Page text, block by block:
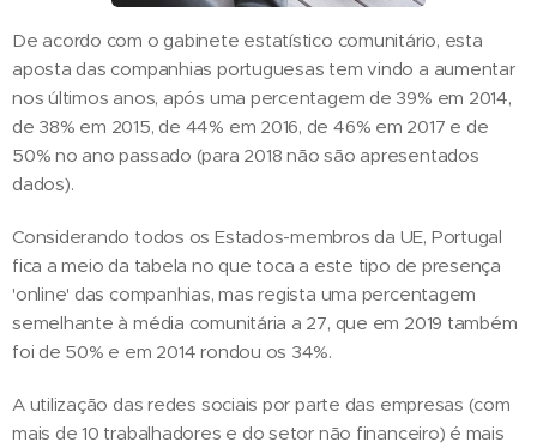
De acordo com o gabinete estatístico comunitário, esta
aposta das companhias portuguesas tem vindo a aumentar
nos últimos anos, após uma percentagem de 39% em 2014,
de 38% em 2015, de 44% em 2016, de 46% em 2017 e de
50% no ano passado (para 2018 não são apresentados
dados).
Considerando todos os Estados-membros da UE, Portugal
fica a meio da tabela no que toca a este tipo de presença
'online' das companhias, mas regista uma percentagem
semelhante à média comunitária a 27, que em 2019 também
foi de 50% e em 2014 rondou os 34%.
A utilização das redes sociais por parte das empresas (com
mais de 10 trabalhadores e do setor não financeiro) é mais